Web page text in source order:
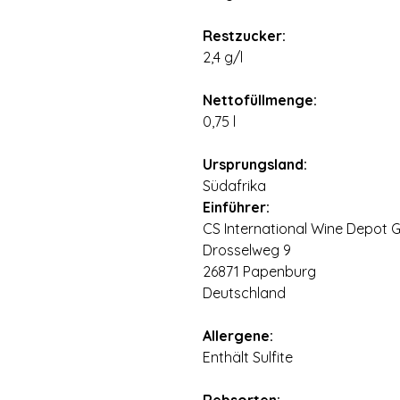
Restzucker:
2,4 g/l
Nettofüllmenge:
0,75 l
Ursprungsland:
Südafrika
Einführer:
CS International Wine Depot
Drosselweg 9
26871 Papenburg
Deutschland
Allergene:
Enthält Sulfite